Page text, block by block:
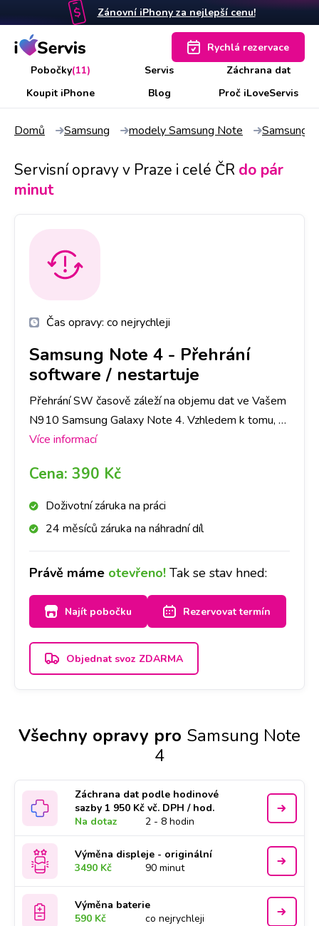
Zánovní iPhony za nejlepší cenu!
Pobočky(11) Servis
Záchrana dat
Koupit iPhone
Blog Proč iLoveServis
Rychlá rezervace
Domů Samsung modely Samsung Note Samsung
Servisní opravy v Praze i celé ČR do pár
minut
Čas opravy: co nejrychleji
Samsung Note 4 - Přehrání
software / nestartuje
Přehrání SW časově záleží na objemu dat ve Vašem
N910 Samsung Galaxy Note 4. Vzhledem k tomu, že
heslo obrazovky slouží jako ochrana dat ve Vašem
Doporučujeme tedy jejich zálohu.
Více informací
Cena: 390 Kč
Doživotní záruka na práci
24 měsíců záruka na náhradní díl
Právě máme otevřeno! Tak se stav hned:
Najít pobočku Rezervovat termín
Objednat svoz ZDARMA
Všechny opravy pro Samsung Note
4
Záchrana dat podle hodinové
sazby 1 950 Kč vč. DPH / hod.
Na dotaz
2 - 8 hodin
Výměna displeje - originální
3490 Kč
90 minut
Výměna baterie
590 Kč
co nejrychleji